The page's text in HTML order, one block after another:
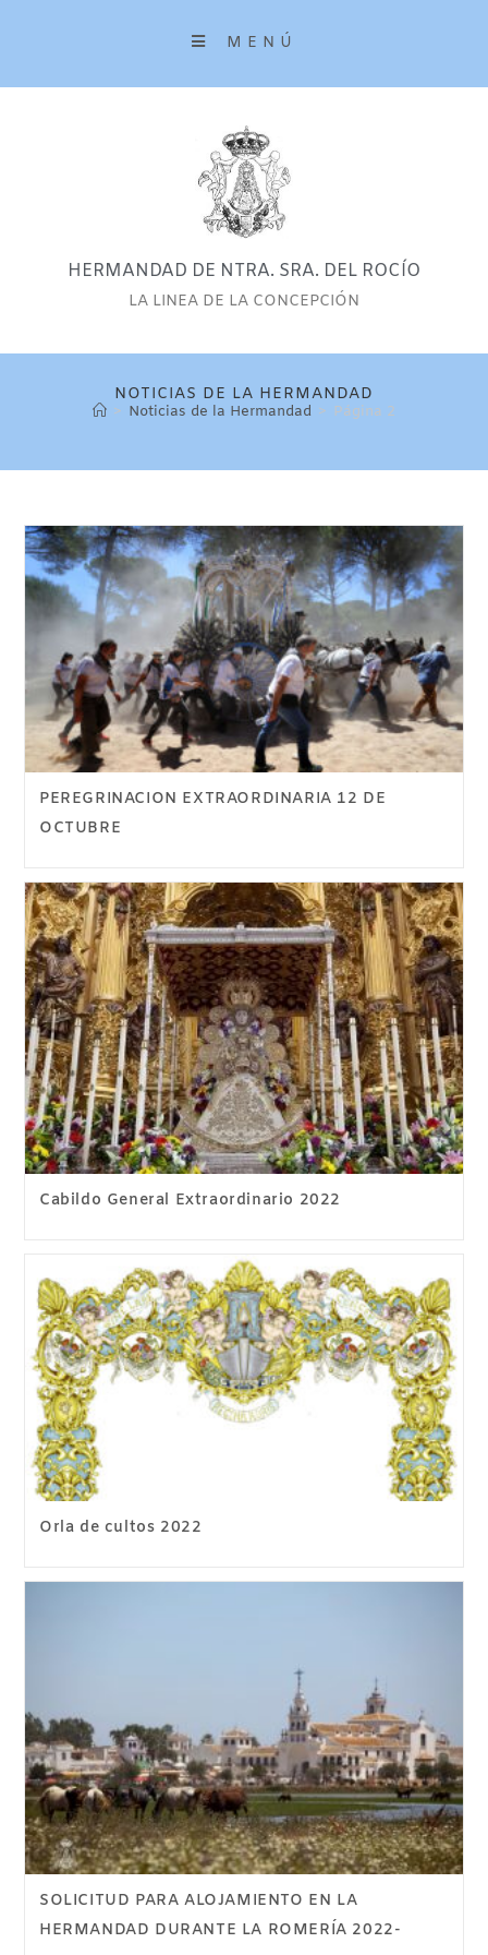
MENÚ
HERMANDAD DE NTRA. SRA. DEL ROCÍO
LA LINEA DE LA CONCEPCIÓN
NOTICIAS DE LA HERMANDAD
> Noticias de la Hermandad > Página 2
PEREGRINACION EXTRAORDINARIA 12 DE
OCTUBRE
Cabildo General Extraordinario 2022
Orla de cultos 2022
SOLICITUD PARA ALOJAMIENTO EN LA
HERMANDAD DURANTE LA ROMERÍA 2022-